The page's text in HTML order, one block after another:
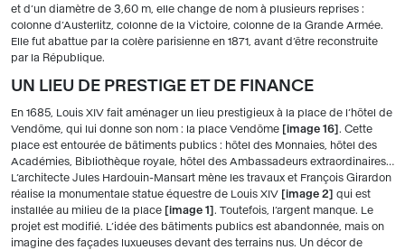
et d’un diamètre de 3,60 m, elle change de nom à plusieurs reprises :
colonne d’Austerlitz, colonne de la Victoire, colonne de la Grande Armée.
Elle fut abattue par la colère parisienne en 1871, avant d’être reconstruite
par la République.
UN LIEU DE PRESTIGE ET DE FINANCE
En 1685, Louis XIV fait aménager un lieu prestigieux à la place de l’hôtel de
Vendôme, qui lui donne son nom : la place Vendôme
image 16 . Cette
place est entourée de bâtiments publics : hôtel des Monnaies, hôtel des
Académies, Bibliothèque royale, hôtel des Ambassadeurs extraordinaires…
L’architecte Jules Hardouin-Mansart mène les travaux et François Girardon
réalise la monumentale statue équestre de Louis XIV
image 2
qui est
installée au milieu de la place
image 1
. Toutefois, l’argent manque. Le
projet est modifié. L’idée des bâtiments publics est abandonnée, mais on
imagine des façades luxueuses devant des terrains nus. Un décor de